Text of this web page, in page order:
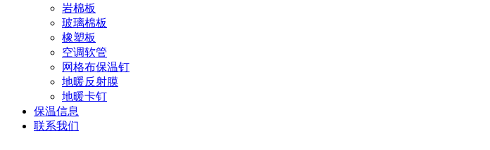
岩棉板
玻璃棉板
橡塑板
空调软管
网格布保温钉
地暖反射膜
地暖卡钉
保温信息
联系我们